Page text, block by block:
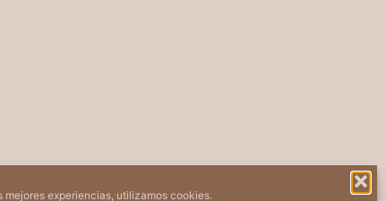
mejores experiencias, utilizamos cookies.